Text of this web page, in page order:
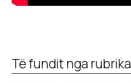
Të fundit nga rubrika